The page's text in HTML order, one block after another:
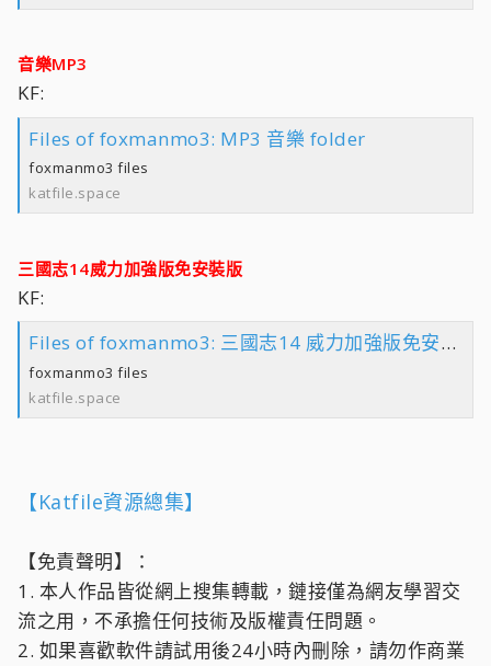
音樂MP3
KF:
Files of foxmanmo3: MP3 音樂 folder
foxmanmo3 files
katfile.space
三國志14威力加強版免安裝版
KF:
Files of foxmanmo3: 三國志14 威力加強版免安裝版 folder
foxmanmo3 files
katfile.space
【Katfile資源總集】
【免責聲明】：
1. 本人作品皆從網上搜集轉載，鏈接僅為網友學習交
流之用，不承擔任何技術及版權責任問題。
2. 如果喜歡軟件請試用後24小時內刪除，請勿作商業